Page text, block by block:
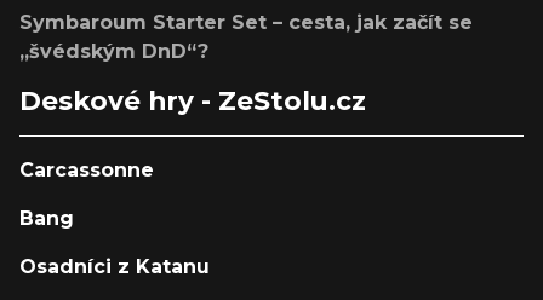
Symbaroum Starter Set – cesta, jak začít se
„švédským DnD“?
Deskové hry - ZeStolu.cz
Carcassonne
Bang
Osadníci z Katanu